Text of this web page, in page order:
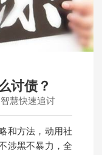
讨债？
慧快速追讨
和方法，动用社
涉黑不暴力，全